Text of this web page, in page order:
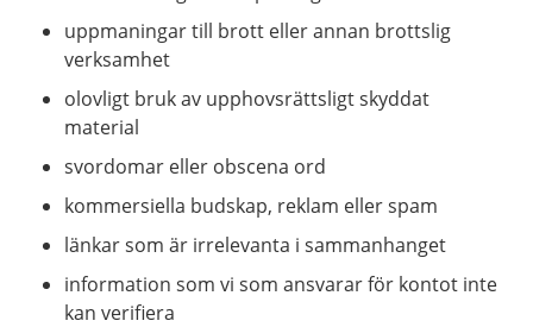
uppmaningar till brott eller annan brottslig
verksamhet
olovligt bruk av upphovsrättsligt skyddat
material
svordomar eller obscena ord
kommersiella budskap, reklam eller spam
länkar som är irrelevanta i sammanhanget
information som vi som ansvarar för kontot inte
kan verifiera